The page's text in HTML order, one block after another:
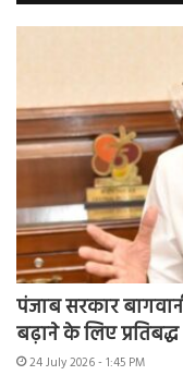
पंजाब सरकार
बढ़ाने के लिए प्रतिबद्ध
24 July 2026 - 1:45 PM